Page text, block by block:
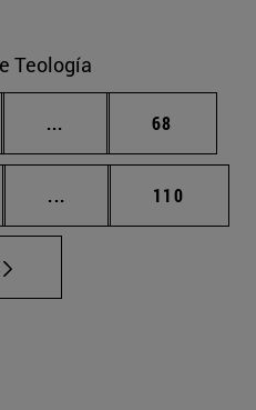
Teología
... Páginas intermedias
Página
68
... Páginas intermedias
Página
110